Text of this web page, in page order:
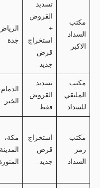
مكتب
السداد
الاكبر
تسديد
القروض
+
استخراج
قرض
جديد
جدة
مكتب
الملتقي
للسداد
تسديد
القروض
فقط
الخبر
مكتب
رمز
السداد
استخراج
قرض
جديد
مكة،
المدينة